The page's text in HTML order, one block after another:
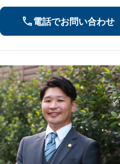
電話でお問い合わせ